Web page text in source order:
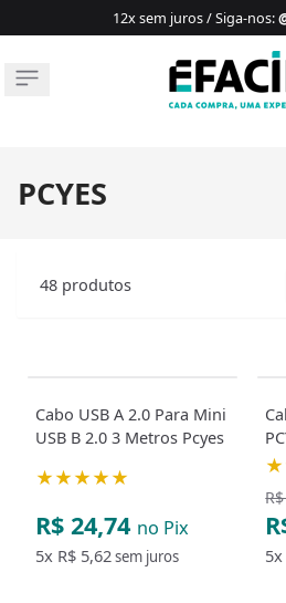
12x sem juros / Siga-nos:
PCYES
48 produtos
Cabo USB A 2.0 Para Mini
USB B 2.0 3 Metros Pcyes
★★★★★
R$ 24,74 no Pix
5x R$ 5,62sem juros 5x